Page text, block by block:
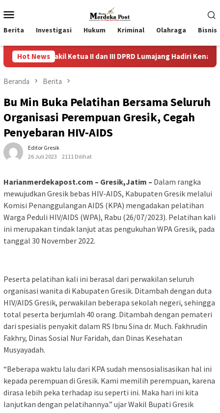
ke
kontenMobile
Berita Investigasi Hukum Kriminal Olahraga Bisnis
Hot News
Ketua II dan III DPRD Lumajang Hadiri Kenal Pamit
Beranda Berita
Bu Min Buka Pelatihan Bersama Seluruh
Organisasi Perempuan Gresik, Cegah
Penyebaran HIV-AIDS
Editor Gresik
26 Juli 2023
2111 Dilihat
Harianmerdekapost.com – Gresik,Jatim – Dalam rangka
mewujudkan Gresik bebas HIV-AIDS, Kabupaten Gresik melalui
Komisi Penanggulangan AIDS (KPA) mengadakan pelatihan
Warga Peduli HIV/AIDS (WPA), Rabu (26/07/2023). Pelatihan kali
ini merupakan tindak lanjut atas pengukuhan WPA Gresik, pada
tanggal 30 November 2022.
Peserta pelatihan kali ini berasal dari perwakilan seluruh
organisasi wanita di Kabupaten Gresik. Ditambah dengan duta
HIV/AIDS Gresik, perwakilan beberapa sekolah negeri, sehingga
total peserta berjumlah 40 orang. Ditambah dengan pemateri
dari spesialis penyakit dalam RS Ibnu Sina dr. Much. Fakhrudin
Fakhry, Dinas Sosial Nur Faridah, dan Dinas Kesehatan
Musyayadah.
“Beberapa waktu lalu dari KPA sudah mensosialisasikan hal ini
kepada perempuan di Gresik. Kami memilih perempuan, karena
dirasa lebih peka terhadap isu seperti ini. Maka hari ini kita
lanjutkan dengan pelatihannya.” ujar Wakil Bupati Gresik